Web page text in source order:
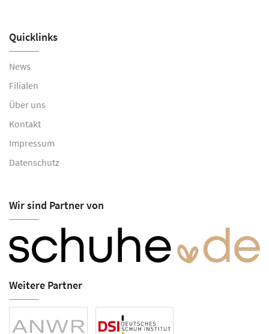
Quicklinks
News
Filialen
Über uns
Kontakt
Impressum
Datenschutz
Wir sind Partner von
Weitere Partner